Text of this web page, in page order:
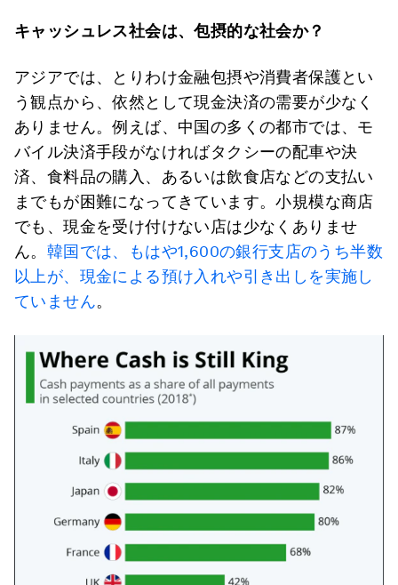
キャッシュレス社会は、包摂的な社会か？
アジアでは、とりわけ金融包摂や消費者保護とい
う観点から、依然として現金決済の需要が少なく
ありません。例えば、中国の多くの都市では、モ
バイル決済手段がなければタクシーの配車や決
済、食料品の購入、あるいは飲食店などの支払い
までもが困難になってきています。小規模な商店
でも、現金を受け付けない店は少なくありませ
ん。 韓国では、もはや1,600の銀行支店のうち半数
以上が、現金による預け入れや引き出しを実施し
ていません。